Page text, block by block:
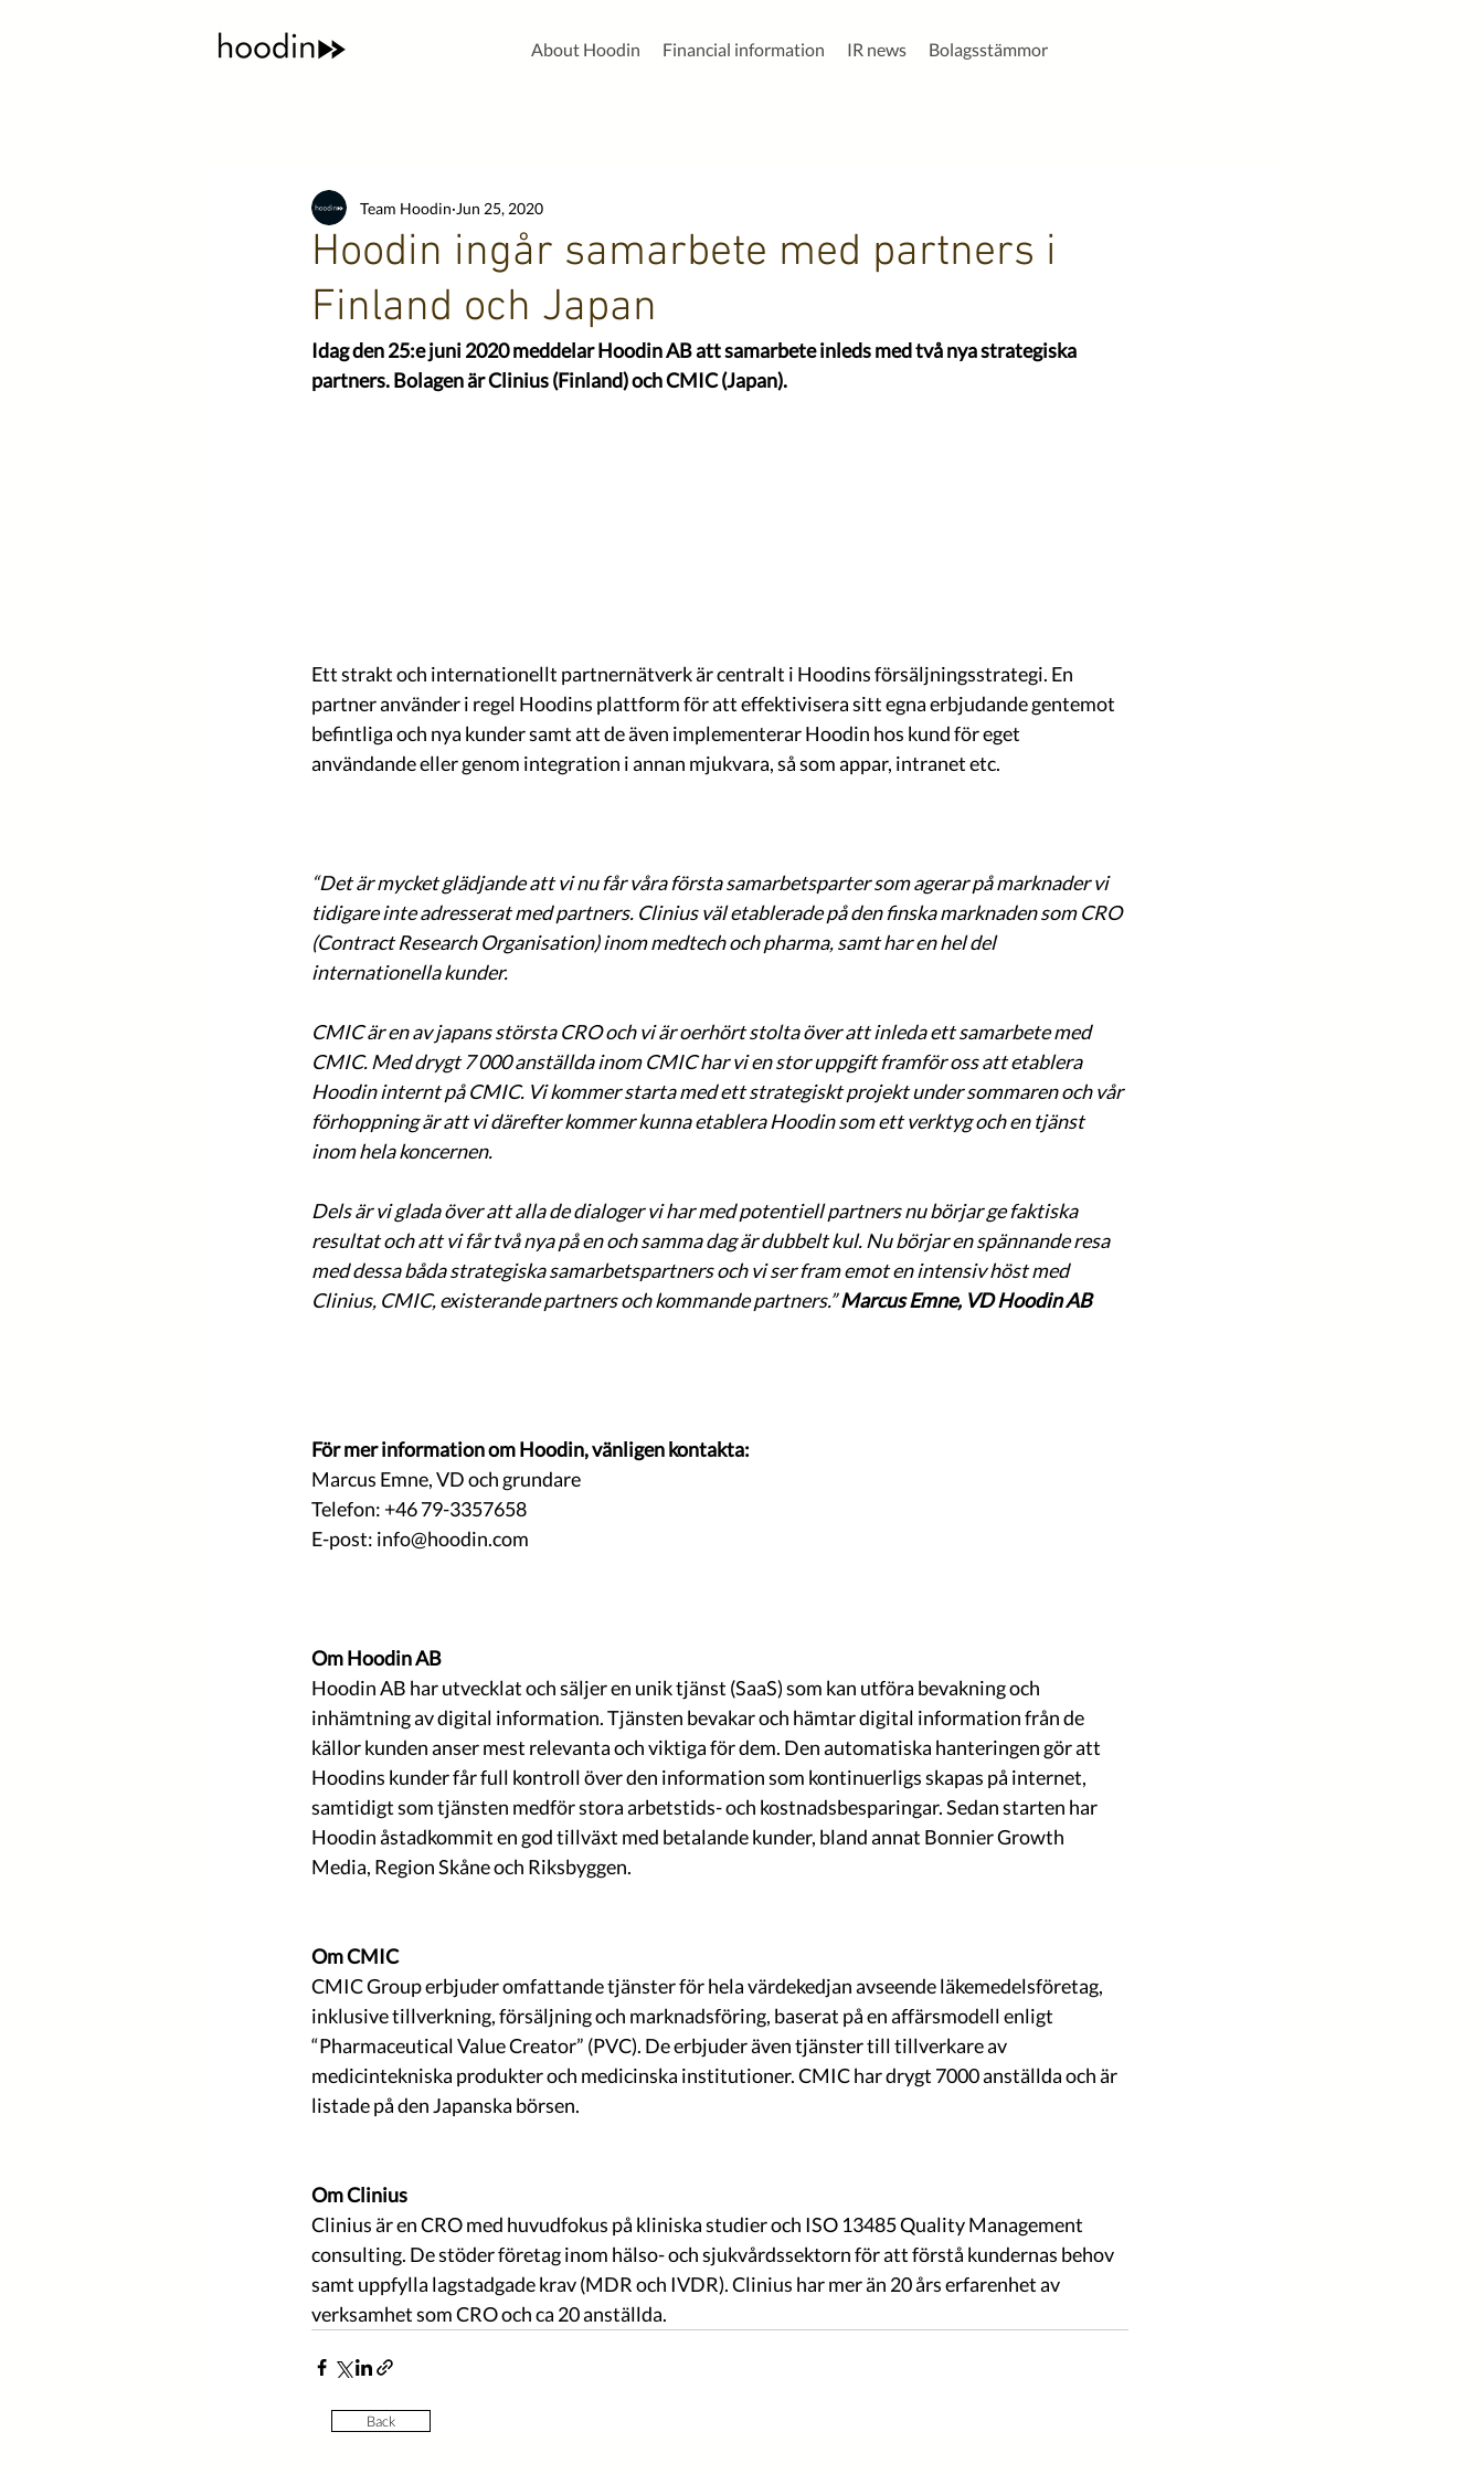
About Hoodin Financial information IR news Bolagsstämmor
Hoodin ingår samarbete med partners i
Finland och Japan
Team Hoodin Jun 25, 2020
Idag den 25:e juni 2020 meddelar Hoodin AB att samarbete inleds med två nya strategiska
partners. Bolagen är Clinius (Finland) och CMIC (Japan).
Ett strakt och internationellt partnernätverk är centralt i Hoodins försäljningsstrategi. En
partner använder i regel Hoodins plattform för att effektivisera sitt egna erbjudande gentemot
befintliga och nya kunder samt att de även implementerar Hoodin hos kund för eget
användande eller genom integration i annan mjukvara, så som appar, intranet etc.
“Det är mycket glädjande att vi nu får våra första samarbetsparter som agerar på marknader vi
tidigare inte adresserat med partners. Clinius väl etablerade på den finska marknaden som CRO
(Contract Research Organisation) inom medtech och pharma, samt har en hel del
internationella kunder.
CMIC är en av japans största CRO och vi är oerhört stolta över att inleda ett samarbete med
CMIC. Med drygt 7 000 anställda inom CMIC har vi en stor uppgift framför oss att etablera
Hoodin internt på CMIC. Vi kommer starta med ett strategiskt projekt under sommaren och vår
förhoppning är att vi därefter kommer kunna etablera Hoodin som ett verktyg och en tjänst
inom hela koncernen.
Dels är vi glada över att alla de dialoger vi har med potentiell partners nu börjar ge faktiska
resultat och att vi får två nya på en och samma dag är dubbelt kul. Nu börjar en spännande resa
med dessa båda strategiska samarbetspartners och vi ser fram emot en intensiv höst med
Clinius, CMIC, existerande partners och kommande partners.” Marcus Emne, VD Hoodin AB
För mer information om Hoodin, vänligen kontakta:
Marcus Emne, VD och grundare
Telefon: +46 79-3357658
E-post: info@hoodin.com
Om Hoodin AB
Hoodin AB har utvecklat och säljer en unik tjänst (SaaS) som kan utföra bevakning och
inhämtning av digital information. Tjänsten bevakar och hämtar digital information från de
källor kunden anser mest relevanta och viktiga för dem. Den automatiska hanteringen gör att
Hoodins kunder får full kontroll över den information som kontinuerligs skapas på internet,
samtidigt som tjänsten medför stora arbetstids- och kostnadsbesparingar. Sedan starten har
Hoodin åstadkommit en god tillväxt med betalande kunder, bland annat Bonnier Growth
Media, Region Skåne och Riksbyggen.
Om CMIC
CMIC Group erbjuder omfattande tjänster för hela värdekedjan avseende läkemedelsföretag,
inklusive tillverkning, försäljning och marknadsföring, baserat på en affärsmodell enligt
“Pharmaceutical Value Creator” (PVC). De erbjuder även tjänster till tillverkare av
medicintekniska produkter och medicinska institutioner. CMIC har drygt 7000 anställda och är
listade på den Japanska börsen.
Om Clinius
Clinius är en CRO med huvudfokus på kliniska studier och ISO 13485 Quality Management
consulting. De stöder företag inom hälso- och sjukvårdssektorn för att förstå kundernas behov
samt uppfylla lagstadgade krav (MDR och IVDR). Clinius har mer än 20 års erfarenhet av
verksamhet som CRO och ca 20 anställda.
Back